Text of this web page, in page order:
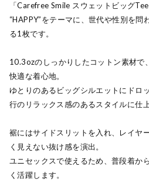
「Carefree Smile スウェットビッグ
“HAPPY”をテーマに、世代や性別を問
る1枚です。
10.3ozのしっかりしたコットン素材で
快適な着心地。
ゆとりのあるビッグシルエットにドロ
行のリラックス感のあるスタイルに仕
裾にはサイドスリットを入れ、レイヤ
く見えない抜け感を演出。
ユニセックスで使えるため、普段着か
く活躍します。